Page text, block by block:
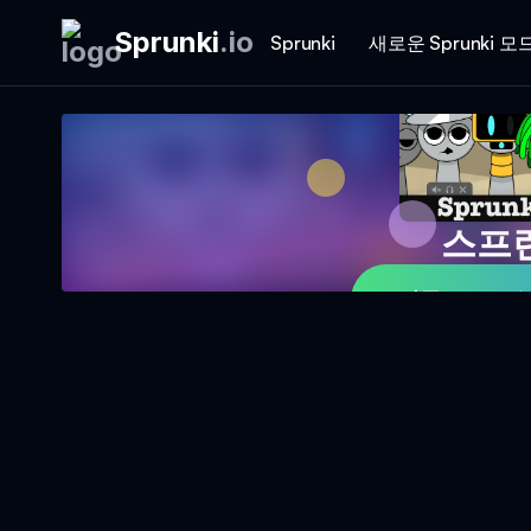
Sprunki.io Sprunki 새로운 Sprunki 모
스프
지금 Sprunki